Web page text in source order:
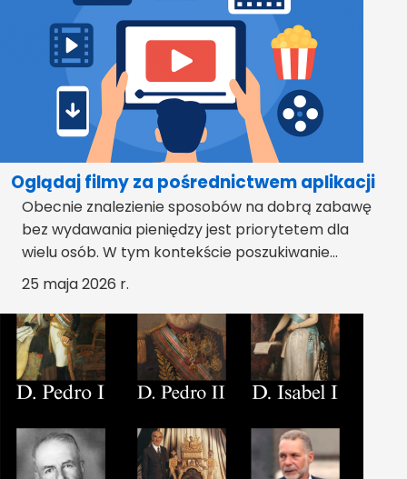
Oglądaj filmy za pośrednictwem aplikacji
Obecnie znalezienie sposobów na dobrą zabawę
bez wydawania pieniędzy jest priorytetem dla
wielu osób. W tym kontekście poszukiwanie...
25 maja 2026 r.